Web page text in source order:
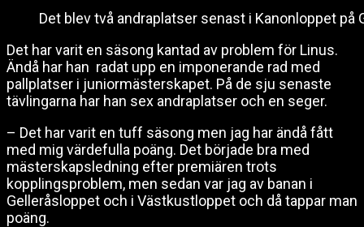
Det blev två andraplatser senast i Kanonloppet på
Det har varit en säsong kantad av problem för Linus.
Ändå har han radat upp en imponerande rad med
pallplatser i juniormästerskapet. På de sju senaste
tävlingarna har han sex andraplatser och en seger.
– Det har varit en tuff säsong men jag har ändå fått
med mig värdefulla poäng. Det började bra med
mästerskapsledning efter premiären trots
kopplingsproblem, men sedan var jag av banan i
Gelleråsloppet och i Västkustloppet och då tappar man
poäng.